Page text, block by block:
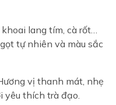
khoai lang tím, cà rốt…
tự nhiên và màu sắc
vị thanh mát, nhẹ
yêu thích trà đạo.